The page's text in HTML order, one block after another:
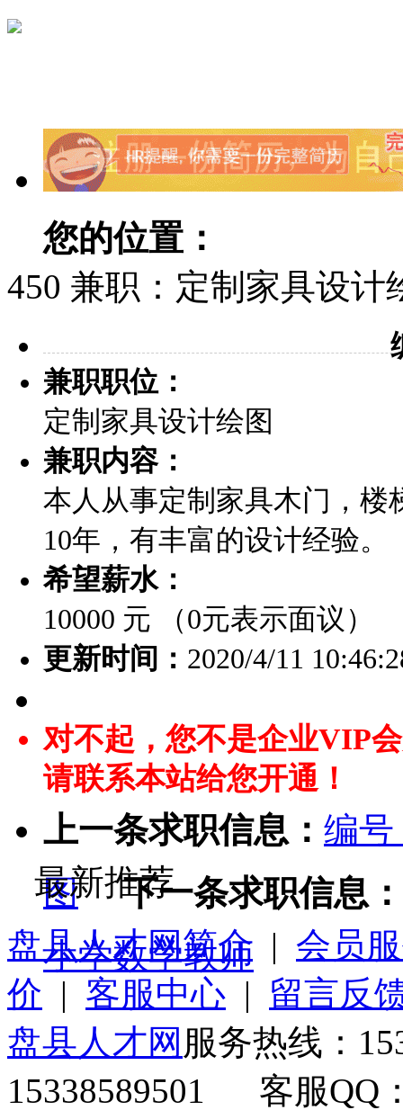
您的位置：
450 兼职：定制家具设计
兼职职位：
定制家具设计绘图
兼职内容：
本人从事定制家具木门，楼
10年，有丰富的设计经验。
希望薪水：
10000 元 （0元表示面议）
更新时间： 2020/4/11
对不起，您不是企业VIP
请联系本站给您开通！
上一条求职信息： 编号
图
下一条求职信息：
小学数学教师
最新推荐
盘县人才网简介 | 会员
价 | 客服中心 | 留言反
盘县人才网 服务热线：
15338589501 客服QQ